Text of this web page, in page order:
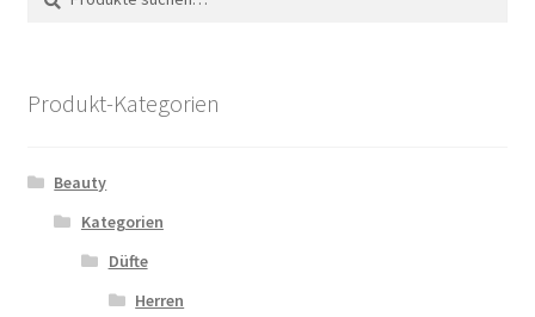
nach:
Produkt-Kategorien
Beauty
Kategorien
Düfte
Herren